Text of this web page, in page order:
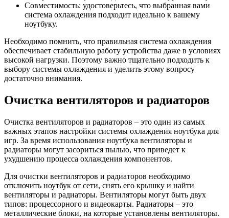
Совместимость: удостоверьтесь, что выбранная вами
система охлаждения подходит идеально к вашему
ноутбуку.
Необходимо помнить, что правильная система охлаждения
обеспечивает стабильную работу устройства даже в условиях
высокой нагрузки. Поэтому важно тщательно подходить к
выбору системы охлаждения и уделить этому вопросу
достаточно внимания.
Очистка вентиляторов и радиаторов
Очистка вентиляторов и радиаторов – это один из самых
важных этапов настройки системы охлаждения ноутбука для
игр. За время использования ноутбука вентиляторы и
радиаторы могут засориться пылью, что приведет к
ухудшению процесса охлаждения компонентов.
Для очистки вентиляторов и радиаторов необходимо
отключить ноутбук от сети, снять его крышку и найти
вентиляторы и радиаторы. Вентиляторы могут быть двух
типов: процессорного и видеокарты. Радиаторы – это
металлические блоки, на которые установлены вентиляторы.